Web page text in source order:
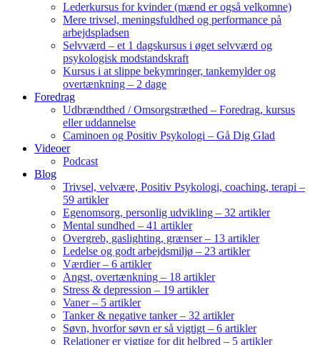
Lederkursus for kvinder (mænd er også velkomne)
Mere trivsel, meningsfuldhed og performance på
arbejdspladsen
Selvværd – et 1 dagskursus i øget selvværd og
psykologisk modstandskraft
Kursus i at slippe bekymringer, tankemylder og
overtænkning – 2 dage
Foredrag
Udbrændthed / Omsorgstræthed – Foredrag, kursus
eller uddannelse
Caminoen og Positiv Psykologi – Gå Dig Glad
Videoer
Podcast
Blog
Trivsel, velvære, Positiv Psykologi, coaching, terapi –
59 artikler
Egenomsorg, personlig udvikling – 32 artikler
Mental sundhed – 41 artikler
Overgreb, gaslighting, grænser – 13 artikler
Ledelse og godt arbejdsmiljø – 23 artikler
Værdier – 6 artikler
Angst, overtænkning – 18 artikler
Stress & depression – 19 artikler
Vaner – 5 artikler
Tanker & negative tanker – 32 artikler
Søvn, hvorfor søvn er så vigtigt – 6 artikler
Relationer er vigtige for dit helbred – 5 artikler